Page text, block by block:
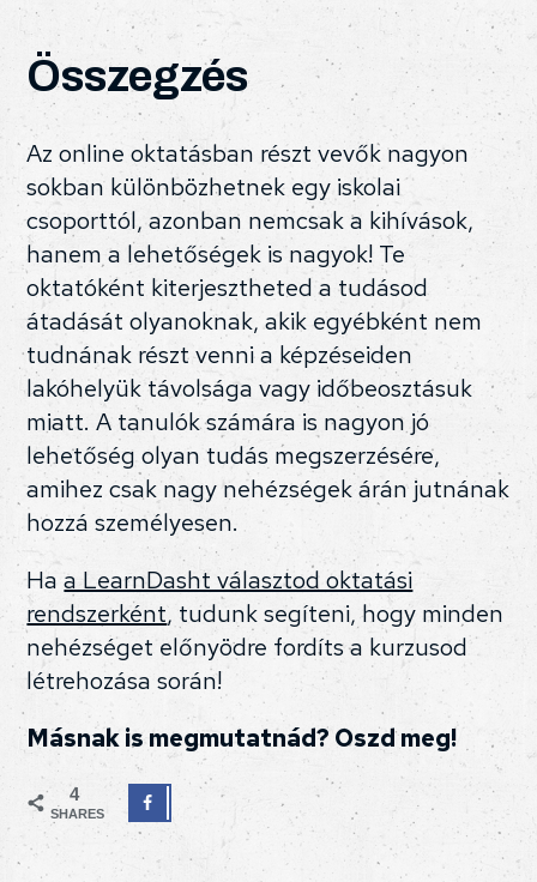
Összegzés
Az online oktatásban részt vevők nagyon
sokban különbözhetnek egy iskolai
csoporttól, azonban nemcsak a kihívások,
hanem a lehetőségek is nagyok! Te
oktatóként kiterjesztheted a tudásod
átadását olyanoknak, akik egyébként nem
tudnának részt venni a képzéseiden
lakóhelyük távolsága vagy időbeosztásuk
miatt. A tanulók számára is nagyon jó
lehetőség olyan tudás megszerzésére,
amihez csak nagy nehézségek árán jutnának
hozzá személyesen.
Haa LearnDasht választod oktatási
rendszerként, tudunk segíteni, hogy minden
nehézséget előnyödre fordíts a kurzusod
létrehozása során!
Másnak is megmutatnád? Oszd meg!
4
SHARES